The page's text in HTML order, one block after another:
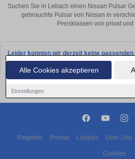
Alle Cookies akzeptieren
Einstellungen
Suchen Sie in Lebach einen Nissan Pulsar
gebrauchte Pulsar von Nissan in
Preisklassen von privat
Leider konnten wir derzeit keine
bald wieder vorbei!
Ratgeber Presse Lokales Über Uns
Cookies